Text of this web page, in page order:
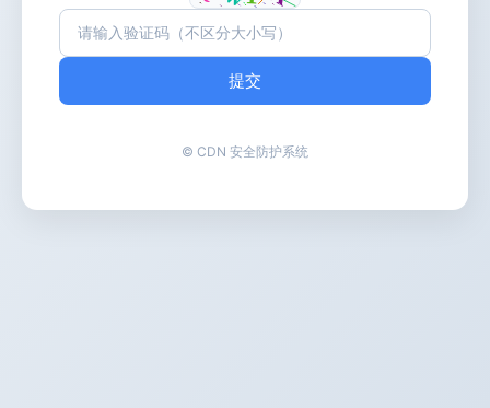
提交
© CDN 安全防护系统